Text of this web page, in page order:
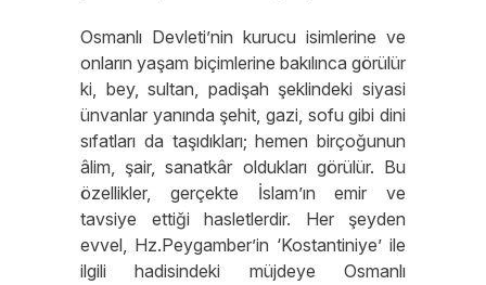
Osmanlı Devleti’nin kurucu isimlerine ve
onların yaşam biçimlerine bakılınca görülür
ki, bey, sultan, padişah şeklindeki siyasi
ünvanlar yanında şehit, gazi, sofu gibi dini
sıfatları da taşıdıkları; hemen birçoğunun
âlim, şair, sanatkâr oldukları görülür. Bu
özellikler, gerçekte İslam’ın emir ve
tavsiye ettiği hasletlerdir. Her şeyden
evvel, Hz.Peygamber’in ‘Kostantiniye’ ile
ilgili hadisindeki müjdeye Osmanlı